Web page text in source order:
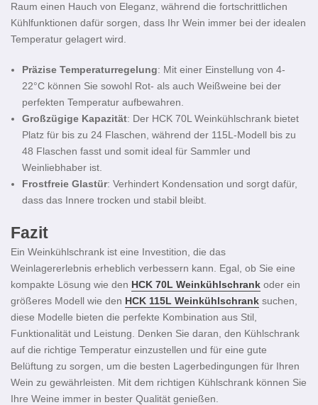
Raum einen Hauch von Eleganz, während die fortschrittlichen
Kühlfunktionen dafür sorgen, dass Ihr Wein immer bei der idealen
Temperatur gelagert wird.
Präzise Temperaturregelung: Mit einer Einstellung von 4-
22°C können Sie sowohl Rot- als auch Weißweine bei der
perfekten Temperatur aufbewahren.
Großzügige Kapazität: Der HCK 70L Weinkühlschrank bietet
Platz für bis zu 24 Flaschen, während der 115L-Modell bis zu
48 Flaschen fasst und somit ideal für Sammler und
Weinliebhaber ist.
Frostfreie Glastür: Verhindert Kondensation und sorgt dafür,
dass das Innere trocken und stabil bleibt.
Fazit
Ein Weinkühlschrank ist eine Investition, die das
Weinlagererlebnis erheblich verbessern kann. Egal, ob Sie eine
kompakte Lösung wie den HCK 70L Weinkühlschrank oder ein
größeres Modell wie den HCK 115L Weinkühlschrank suchen,
diese Modelle bieten die perfekte Kombination aus Stil,
Funktionalität und Leistung. Denken Sie daran, den Kühlschrank
auf die richtige Temperatur einzustellen und für eine gute
Belüftung zu sorgen, um die besten Lagerbedingungen für Ihren
Wein zu gewährleisten. Mit dem richtigen Kühlschrank können Sie
Ihre Weine immer in bester Qualität genießen.